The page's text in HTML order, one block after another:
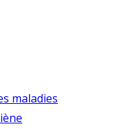
maladies